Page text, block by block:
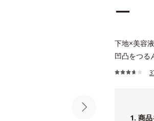
ー
下地×美容
凹凸をつる
1. 商品